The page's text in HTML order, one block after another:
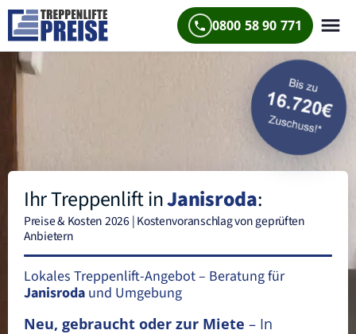
0800 58 90 771
Ihr Treppenlift inJanisroda:
Preise & Kosten 2026 | Kostenvoranschlag von geprüften
Anbietern
Lokales Treppenlift-Angebot – Beratung für
Janisroda und Umgebung
Neu, gebraucht oder zur Miete – In